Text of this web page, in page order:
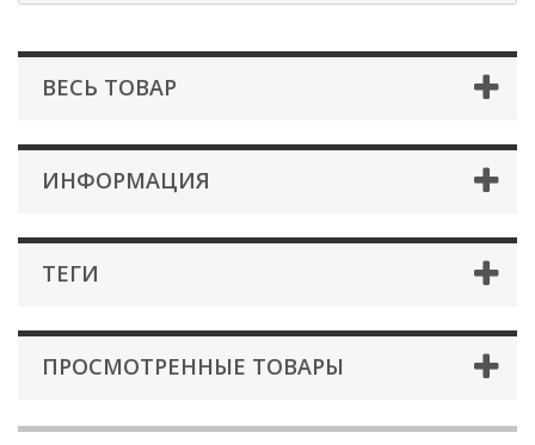
ВЕСЬ ТОВАР
ИНФОРМАЦИЯ
ТЕГИ
ПРОСМОТРЕННЫЕ ТОВАРЫ